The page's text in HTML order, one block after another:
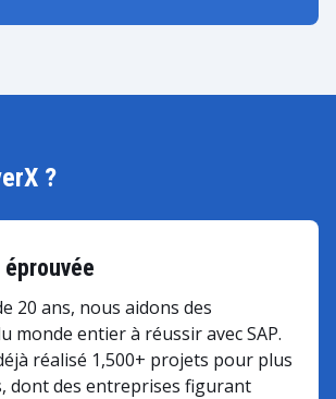
?
20 ans, nous aidons des
monde entier à réussir avec SAP.
réalisé 1,500+ projets pour plus
dont des entreprises figurant